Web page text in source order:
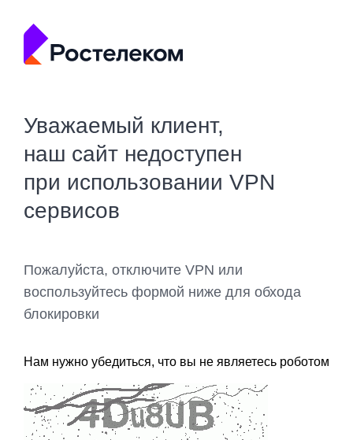
Уважаемый клиент,
наш сайт недоступен
при использовании VPN
сервисов
Пожалуйста, отключите VPN или
воспользуйтесь формой ниже для обхода
блокировки
Нам нужно убедиться, что вы не являетесь роботом